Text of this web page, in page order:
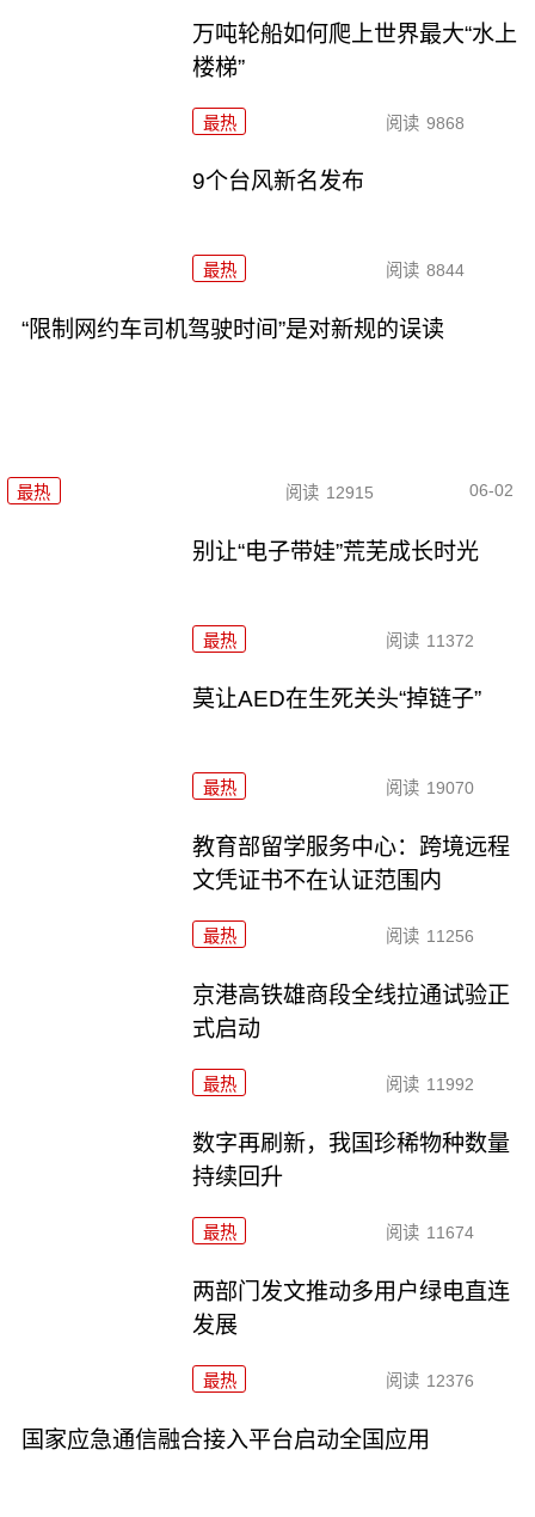
万吨轮船如何爬上世界最大“水上
楼梯”
最热 阅读 9868
9个台风新名发布
最热 阅读 8844
“限制网约车司机驾驶时间”是对新规的误读
最热 阅读 12915 06-02
别让“电子带娃”荒芜成长时光
最热 阅读 11372
莫让AED在生死关头“掉链子”
最热 阅读 19070
教育部留学服务中心：跨境远程
文凭证书不在认证范围内
最热 阅读 11256
京港高铁雄商段全线拉通试验正
式启动
最热 阅读 11992
数字再刷新，我国珍稀物种数量
持续回升
最热 阅读 11674
两部门发文推动多用户绿电直连
发展
最热 阅读 12376
国家应急通信融合接入平台启动全国应用